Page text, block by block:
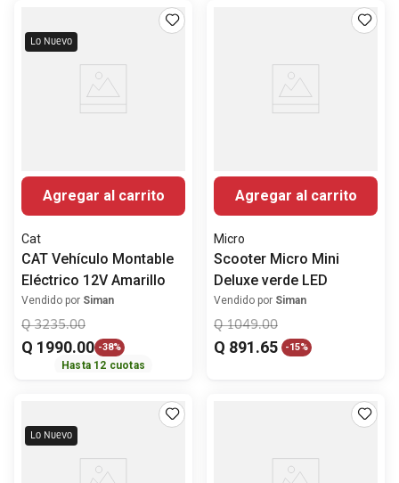
Lo Nuevo
Agregar al carrito
Cat
CAT Vehículo Montable
Eléctrico 12V Amarillo
Vendido por Siman
Q 3235.00
Q 1990.00 -38%
Hasta 12 cuotas
Agregar al carrito
Micro
Scooter Micro Mini
Deluxe verde LED
Vendido por Siman
Q 1049.00
Q 891.65 -15%
Lo Nuevo